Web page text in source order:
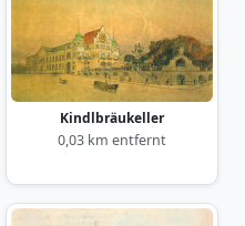
Kindlbräukeller
0,03 km entfernt